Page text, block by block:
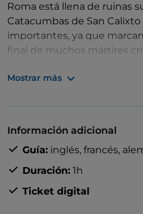
Roma está llena de ruinas
Catacumbas de San
importantes, ya que
final de muchos mártires
donde fueron enterrados
grabados en piedra y
Este tour de 40 minutos es
religiosa de la Ciudad Eterna.
Mostrar más
Información adicional
Guía: inglés, francés,
Duración: 1h
Ticket digital